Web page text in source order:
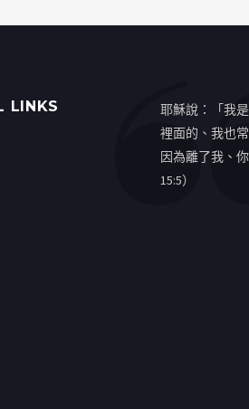
LINKS
耶穌說：「我
裡面的、我也
因為離了我、
15:5）